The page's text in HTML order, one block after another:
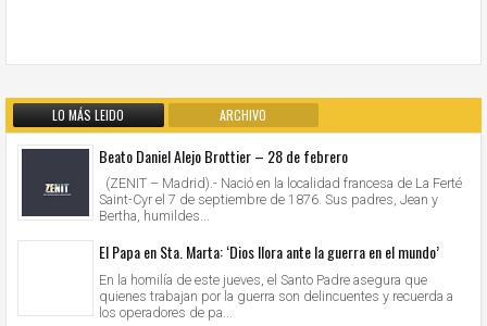
LO MÁS LEIDO ARCHIVO
Beato Daniel Alejo Brottier – 28 de febrero
(ZENIT – Madrid).- Nació en la localidad francesa de La Ferté
Saint-Cyr el 7 de septiembre de 1876. Sus padres, Jean y
Bertha, humildes...
El Papa en Sta. Marta: ‘Dios llora ante la guerra en el mundo’
En la homilía de este jueves, el Santo Padre asegura que
quienes trabajan por la guerra son delincuentes y recuerda a
los operadores de pa...